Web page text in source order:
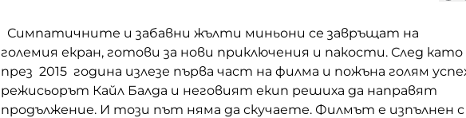
Симпатичните и забавни жълти миньони се завръщат на
големия екран, готови за нови приключения и пакости. След като
през 2015 година излезе първа част на филма и пожъна голям
режисьорът Кайл Балда и неговият екип решиха да направят
продължение. И този път няма да скучаете. Филмът е изпълнен с